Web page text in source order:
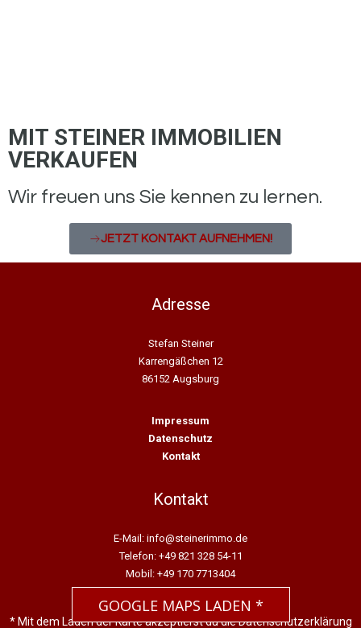
MIT STEINER IMMOBILIEN
VERKAUFEN
Wir freuen uns Sie kennen zu lernen.
JETZT KONTAKT AUFNEHMEN!
Adresse
Stefan Steiner
Karrengäßchen 12
86152 Augsburg
Impressum
Datenschutz
Kontakt
Kontakt
E-Mail: info@steinerimmo.de
Telefon: +49 821 328 54-11
Mobil: +49 170 7713404
GOOGLE MAPS LADEN *
* Mit dem Laden der Karte akzeptierst du die Datenschutzerklärung